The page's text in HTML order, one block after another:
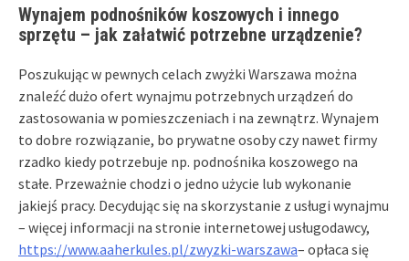
Wynajem podnośników koszowych i innego
sprzętu – jak załatwić potrzebne urządzenie?
Poszukując w pewnych celach zwyżki Warszawa można
znaleźć dużo ofert wynajmu potrzebnych urządzeń do
zastosowania w pomieszczeniach i na zewnątrz. Wynajem
to dobre rozwiązanie, bo prywatne osoby czy nawet firmy
rzadko kiedy potrzebuje np. podnośnika koszowego na
stałe. Przeważnie chodzi o jedno użycie lub wykonanie
jakiejś pracy. Decydując się na skorzystanie z usługi wynajmu
– więcej informacji na stronie internetowej usługodawcy,
https://www.aaherkules.pl/zwyzki-warszawa– opłaca się